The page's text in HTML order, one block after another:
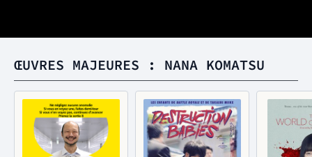
ŒUVRES MAJEURES : NANA KOMATSU